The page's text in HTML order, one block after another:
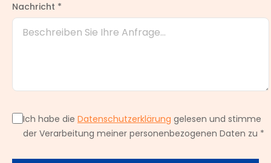
Nachricht *
Ich habe die Datenschutzerklärung gelesen und stimme
der Verarbeitung meiner personenbezogenen Daten zu *